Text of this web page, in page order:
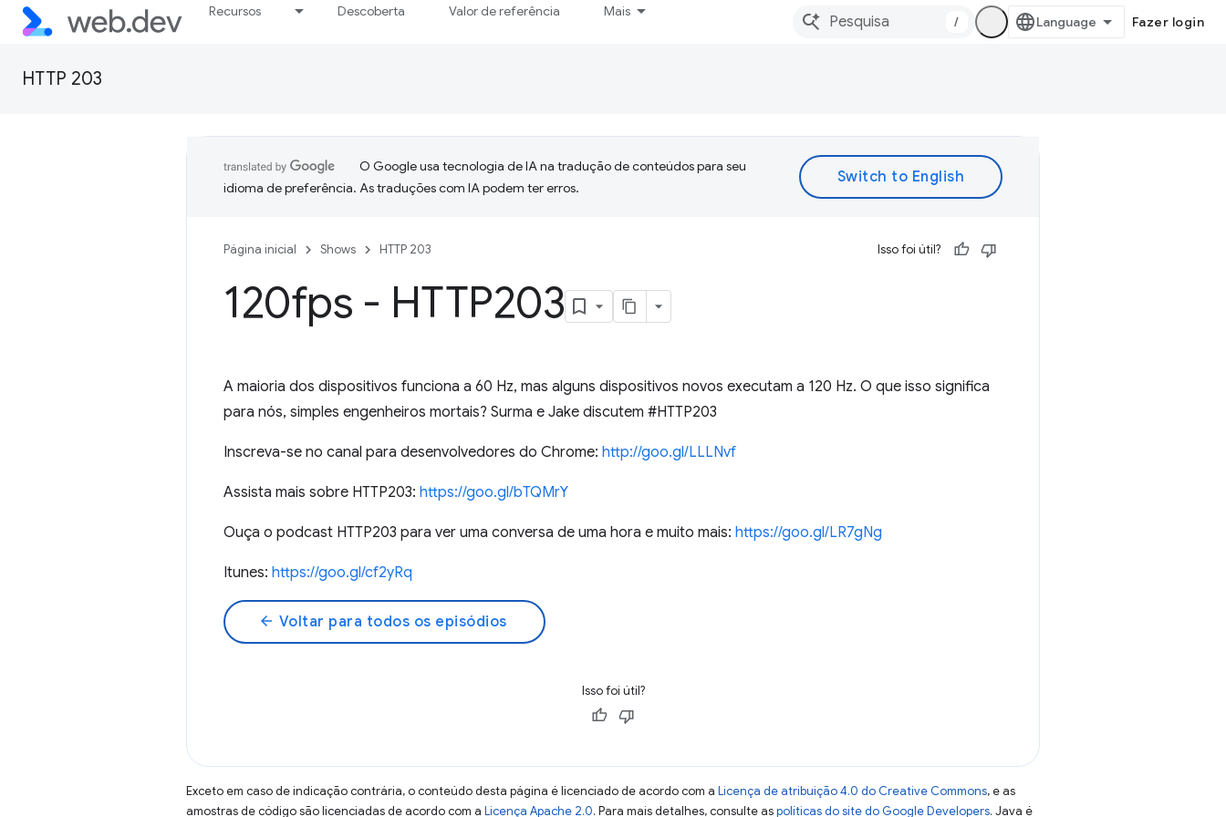
Recursos Descoberta Valor de referência Mais
/ Fazer login
HTTP 203
O Google usa tecnologia de IA na tradução de conteúdos para seu
idioma de preferência. As traduções com IA podem ter erros.
Página inicial Shows HTTP 203 Isso foi útil?
120fps - HTTP203
A maioria dos dispositivos funciona a 60 Hz, mas alguns dispositivos novos executam a 120 Hz. O que isso significa
para nós, simples engenheiros mortais? Surma e Jake discutem #HTTP203
Inscreva-se no canal para desenvolvedores do Chrome: http://goo.gl/LLLNvf
Assista mais sobre HTTP203: https://goo.gl/bTQMrY
Ouça o podcast HTTP203 para ver uma conversa de uma hora e muito mais: https://goo.gl/LR7gNg
Itunes: https://goo.gl/cf2yRq
arrow_back Voltar para todos os episódios
Isso foi útil?
Exceto em caso de indicação contrária, o conteúdo desta página é licenciado de acordo com a Licença de atribuição 4.0 do Creative Commons, e as
amostras de código são licenciadas de acordo com a Licença Apache 2.0. Para mais detalhes, consulte aspolíticas do site do Google Developers. Java é